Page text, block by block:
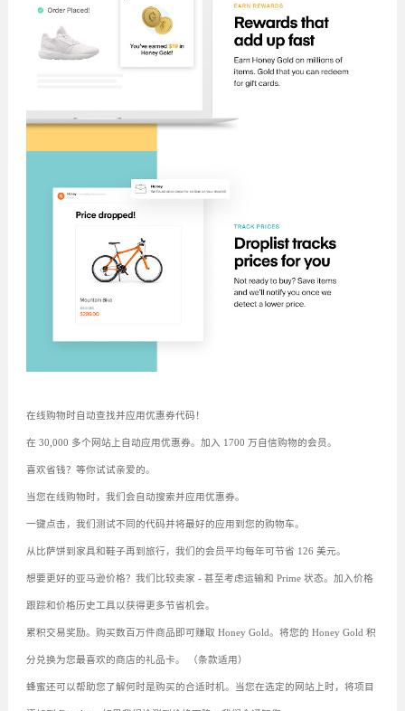
在线购物时自动查找并应用优惠券代码！
在 30,000 多个网站上自动应用优惠券。加入 1700 万自信购物的会员。
喜欢省钱？等你试试亲爱的。
当您在线购物时，我们会自动搜索并应用优惠券。
一键点击，我们测试不同的代码并将最好的应用到您的购物车。
从比萨饼到家具和鞋子再到旅行，我们的会员平均每年可节省 126 美元。
想要更好的亚马逊价格？我们比较卖家 - 甚至考虑运输和 Prime 状态。加入价格
跟踪和价格历史工具以获得更多节省机会。
累积交易奖励。购买数百万件商品即可赚取 Honey Gold。将您的 Honey Gold 积
分兑换为您最喜欢的商店的礼品卡。 （条款适用）
蜂蜜还可以帮助您了解何时是购买的合适时机。当您在选定的网站上时，将项目